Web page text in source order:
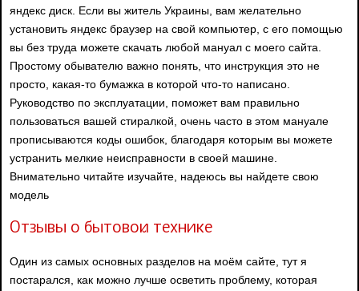
яндекс диск. Если вы житель Украины, вам желательно
установить яндекс браузер на свой компьютер, с его помощью
вы без труда можете скачать любой мануал с моего сайта.
Простому обывателю важно понять, что инструкция это не
просто, какая-то бумажка в которой что-то написано.
Руководство по эксплуатации, поможет вам правильно
пользоваться вашей стиралкой, очень часто в этом мануале
прописываются коды ошибок, благодаря которым вы можете
устранить мелкие неисправности в своей машине.
Внимательно читайте изучайте, надеюсь вы найдете свою
модель
Отзывы о бытовой технике
Один из самых основных разделов на моём сайте, тут я
постарался, как можно лучше осветить проблему, которая